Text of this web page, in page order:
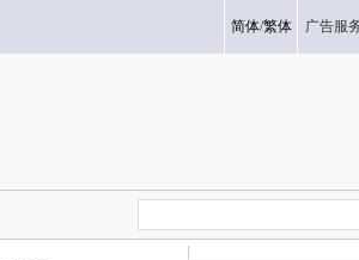
简体/繁体 广告服